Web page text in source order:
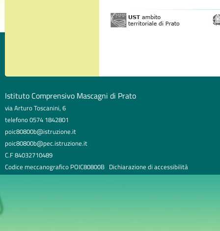
Istituto Comprensivo Mascagni di Prato
via Arturo Toscanini, 6
telefono 0574 1842801
poic80800b@istruzione.it
poic80800b@pec.istruzione.it
C.F 84032710489
Codice meccanografico POIC80800B Dichiarazione di accessibilità